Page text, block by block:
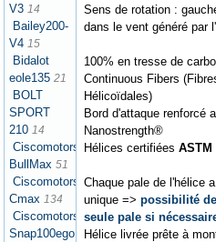
V3 14
Bailey200-
V4 15
Bidalot
eole135 21
BOLT
SPORT
210 14
Ciscomotors
BullMax 51
Ciscomotors
Cmax 134
Ciscomotors
Snap100ego
Sens de rotation :
dans le vent généré par
100% en tresse de
Continuous Fibers
Hélicoïdales)
Bord d'attaque renforcé
Nanostrength®
Hélices certifiéesASTM
Chaque pale de l'hélice
unique =>possibilité
seule pale si
Hélice livrée prête à